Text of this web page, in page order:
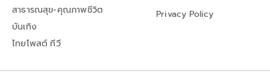
สาธารณสุข-คุณภาพชีวิต
บันเทิง
ไทยโพสต์ ทีวี
Privacy Policy